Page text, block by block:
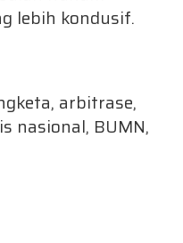
lebih kondusif.
arbitrase,
nasional, BUMN,